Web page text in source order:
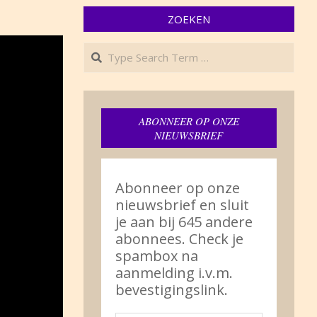
ZOEKEN
Search
ABONNEER OP ONZE
NIEUWSBRIEF
Abonneer op onze
nieuwsbrief en sluit
je aan bij 645 andere
abonnees. Check je
spambox na
aanmelding i.v.m.
bevestigingslink.